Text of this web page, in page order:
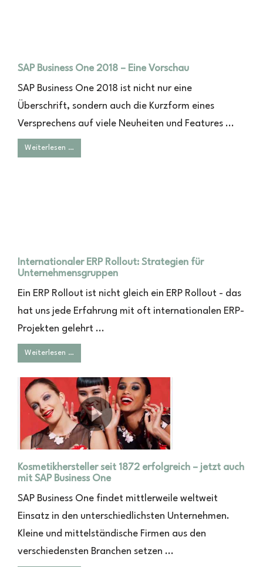
SAP Business One 2018 – Eine Vorschau
SAP Business One 2018 ist nicht nur eine
Überschrift, sondern auch die Kurzform eines
Versprechens auf viele Neuheiten und Features ...
Weiterlesen …
Internationaler ERP Rollout: Strategien für
Unternehmensgruppen
Ein ERP Rollout ist nicht gleich ein ERP Rollout - das
hat uns jede Erfahrung mit oft internationalen ERP-
Projekten gelehrt ...
Weiterlesen …
Kosmetikhersteller seit 1872 erfolgreich – jetzt auch
mit SAP Business One
SAP Business One findet mittlerweile weltweit
Einsatz in den unterschiedlichsten Unternehmen.
Kleine und mittelständische Firmen aus den
verschiedensten Branchen setzen ...